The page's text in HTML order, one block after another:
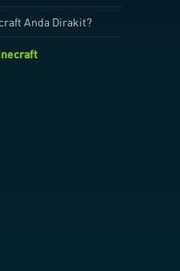
Anda Dirakit?